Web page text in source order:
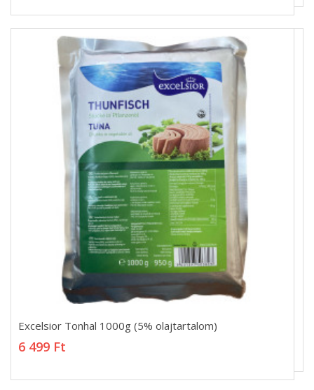
Excelsior Tonhal 1000g (5% olajtartalom)
6 499 Ft
Excelsior Tonhal 1000g (5% olajtartalom)
6 499 Ft